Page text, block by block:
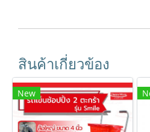
สินค้าเกี่ยวข้อง
New